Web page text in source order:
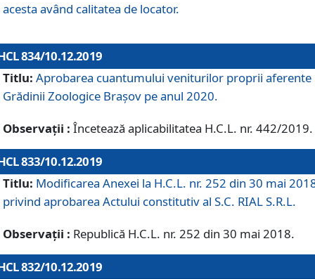
acesta având calitatea de locator.
834/10.12.2019
Titlu: Aprobarea cuantumului veniturilor proprii aferente
Grădinii Zoologice Braşov pe anul 2020.
Observații : Încetează aplicabilitatea H.C.L. nr. 442/2019.
833/10.12.2019
Titlu: Modificarea Anexei la H.C.L. nr. 252 din 30 mai
privind aprobarea Actului constitutiv al S.C. RIAL S.R.L.
Observații : Republică H.C.L. nr. 252 din 30 mai 2018.
832/10.12.2019